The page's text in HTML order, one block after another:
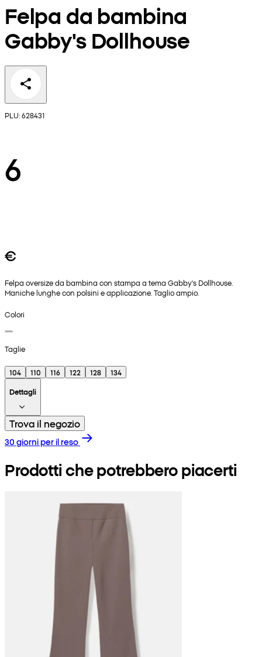
Felpa da bambina
Gabby's Dollhouse
PLU: 628431
6
€
Felpa oversize da bambina con stampa a tema Gabby's Dollhouse.
Maniche lunghe con polsini e applicazione. Taglio ampio.
Colori
Taglie
104 110 116 122 128
134
Dettagli
Trova il negozio
30 giorni per il reso
Prodotti che potrebbero piacerti